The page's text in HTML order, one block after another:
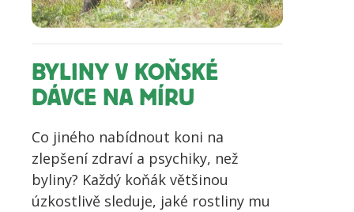
BYLINY V KOŇSKÉ
DÁVCE NA MÍRU
Co jiného nabídnout koni na
zlepšení zdraví a psychiky, než
byliny? Každý koňák většinou
úzkostlivě sleduje, jaké rostliny mu